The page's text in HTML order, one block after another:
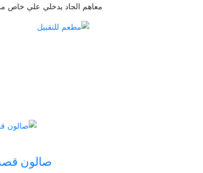
معاهم الجاد يدخلي علي خاص مارح
صالون